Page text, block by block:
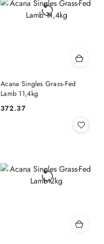
Acana Singles Grass-Fed
Lamb 11,4kg
Cena:
372.37